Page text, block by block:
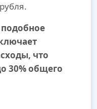
подобное
что
30% общего